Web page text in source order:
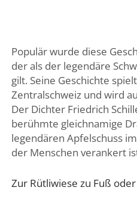
Populär wurde diese
der als der legendäre
gilt. Seine Geschichte
Zentralschweiz und wird
Der Dichter Friedrich
berühmte gleichnamige
legendären Apfelschuss
der Menschen verankert
Zur Rütliwiese zu Fuß